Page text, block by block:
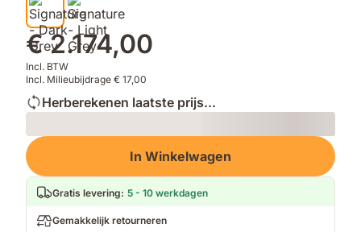
€ 2.174,00
Incl. BTW
Incl. Milieubijdrage € 17,00
Herberekenen laatste prijs...
Loading
In Winkelwagen
Gratis levering: 5 - 10 werkdagen
Gemakkelijk retourneren